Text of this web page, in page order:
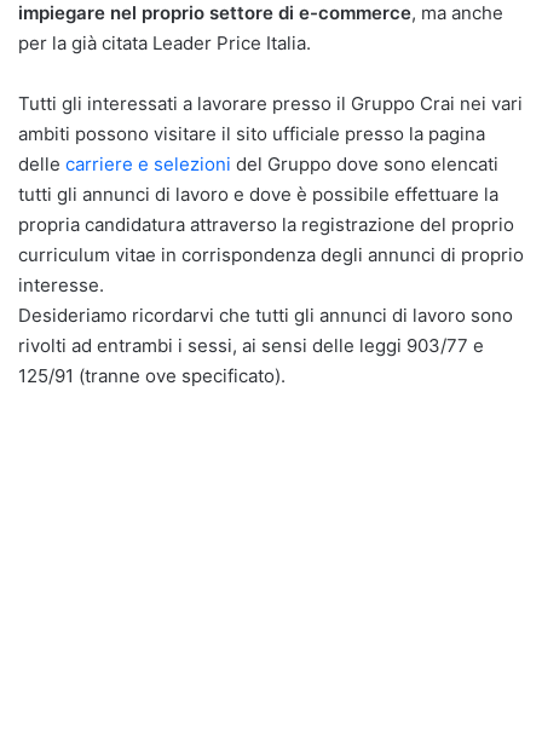
impiegare nel proprio settore di e-commerce, ma anche
per la già citata Leader Price Italia.
Tutti gli interessati a lavorare presso il Gruppo Crai nei vari
ambiti possono visitare il sito ufficiale presso la pagina
delle carriere e selezioni del Gruppo dove sono elencati
tutti gli annunci di lavoro e dove è possibile effettuare la
propria candidatura attraverso la registrazione del proprio
curriculum vitae in corrispondenza degli annunci di proprio
interesse.
Desideriamo ricordarvi che tutti gli annunci di lavoro sono
rivolti ad entrambi i sessi, ai sensi delle leggi 903/77 e
125/91 (tranne ove specificato).